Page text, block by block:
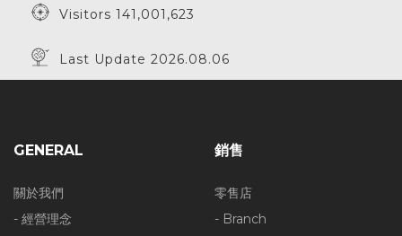
Visitors 141,001,623
Last Update 2026.08.06
GENERAL
關於我們
- 經營理念
銷售
零售店
- Branch